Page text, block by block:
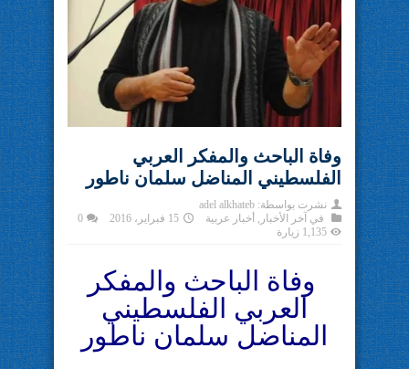
وفاة الباحث والمفكر العربي
الفلسطيني المناضل سلمان ناطور
نشرت بواسطة: adel alkhateb
في آخر الأخبار أخبار عربية 15 فبراير، 2016
0
1,135 زيارة
وفاة الباحث والمفكر
العربي الفلسطيني
المناضل سلمان ناطور